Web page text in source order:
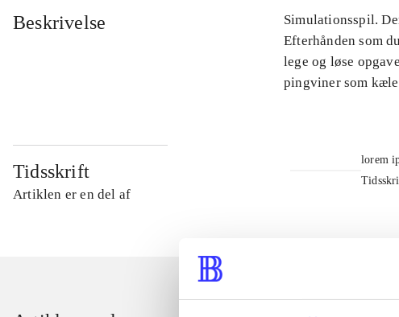
Beskrivelse
Simulationsspil.
Efterhånden som
lege og løse
pingviner som
Tidsskrift
Artiklen er en del af
lorem